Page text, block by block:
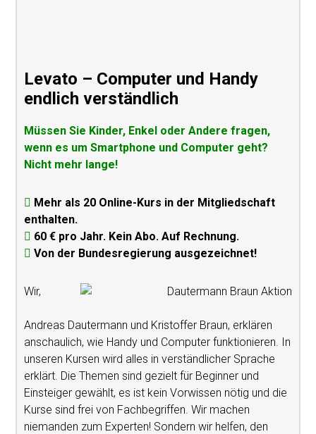
Levato – Computer und Handy
endlich verständlich
Müssen Sie Kinder, Enkel oder Andere fragen,
wenn es um Smartphone und Computer geht?
Nicht mehr lange!
Mehr als 20 Online-Kurs in der Mitgliedschaft
enthalten.
60 € pro Jahr. Kein Abo. Auf Rechnung.
Von der Bundesregierung ausgezeichnet!
Wir,
Andreas Dautermann und Kristoffer Braun, erklären
anschaulich, wie Handy und Computer funktionieren. In
unseren Kursen wird alles in verständlicher Sprache
erklärt. Die Themen sind gezielt für Beginner und
Einsteiger gewählt, es ist kein Vorwissen nötig und die
Kurse sind frei von Fachbegriffen. Wir machen
niemanden zum Experten! Sondern wir helfen, den